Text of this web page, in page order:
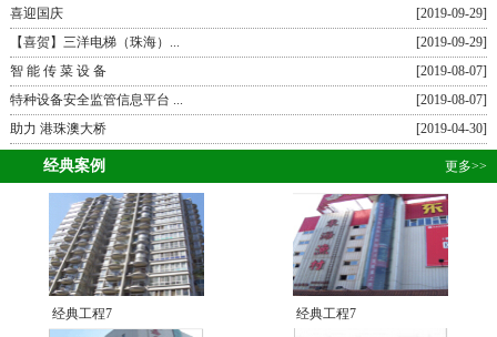
[2019-09-29]
喜迎国庆
[2019-09-29]
【喜贺】三洋电梯（珠海）...
[2019-08-07]
智 能 传 菜 设 备
[2019-08-07]
特种设备安全监管信息平台 ...
[2019-04-30]
助力 港珠澳大桥
经典案例 更多>>
经典工程7 经典工程7